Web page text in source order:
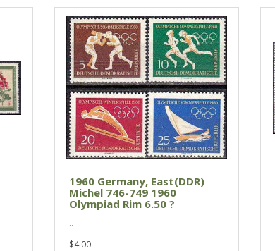
1960 Germany, East(DDR)
Michel 746-749 1960
Olympiad Rim 6.50 ?
..
$4.00